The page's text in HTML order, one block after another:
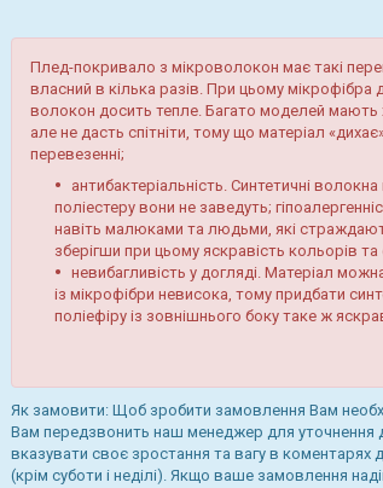
Плед-покривало з мікроволокон має такі
власний в кілька разів. При цьому
волокон досить тепле. Багато моделей мають
але не дасть спітніти, тому що матеріал
перевезенні;
антибактеріальність. Синтетичні
поліестеру вони не заведуть;
навіть малюками та людьми, які
зберігши при цьому яскравість кольорів
невибагливість у догляді. Матеріал
із мікрофібри невисока, тому придбати
поліефіру із зовнішнього боку таке ж
Як замовити: Щоб зробити замовлення Вам
Вам передзвонить наш менеджер для уточнення
вказувати своє зростання та вагу в
(крім суботи і неділі). Якщо ваше замовлення